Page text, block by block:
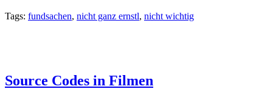
Tags: fundsachen, nicht ganz ernstl, nicht wichtig
Source Codes in Filmen